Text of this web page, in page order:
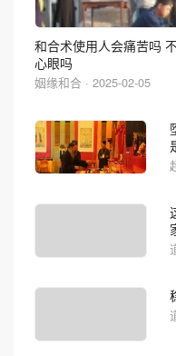
和合术使用人会痛苦吗
心眼吗
姻缘和合 · 2025-02-05